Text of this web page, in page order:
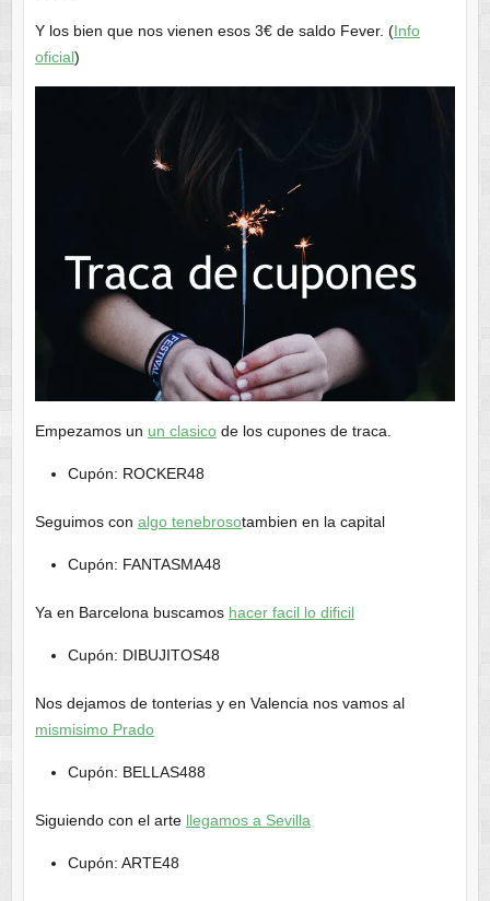
Y los bien que nos vienen esos 3€ de saldo Fever. (Info
oficial)
Empezamos un un clasicode los cupones de traca.
Cupón: ROCKER48
Seguimos con algo tenebrosotambien en la capital
Cupón: FANTASMA48
Ya en Barcelona buscamos hacer facil lo dificil
Cupón: DIBUJITOS48
Nos dejamos de tonterias y en Valencia nos vamos al
mismisimo Prado
Cupón: BELLAS488
Siguiendo con el arte llegamos a Sevilla
Cupón: ARTE48